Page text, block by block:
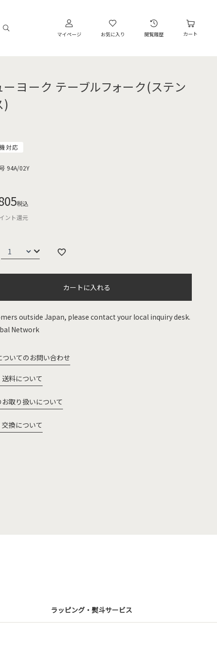
マイページ お気に入り 閲覧履歴 カート
ーヨーク テーブルフォーク(ステン
)
対応
94A/02Y
税込
ント還元
カートに入れる
outside Japan, please contact your local inquiry desk.
Network
ついてのお問い合わせ
料について
お取り扱いについて
換について
ラッピング・熨斗サービス